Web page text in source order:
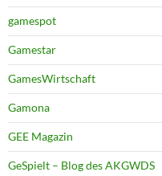
gamespot
Gamestar
GamesWirtschaft
Gamona
GEE Magazin
GeSpielt – Blog des AKGWDS